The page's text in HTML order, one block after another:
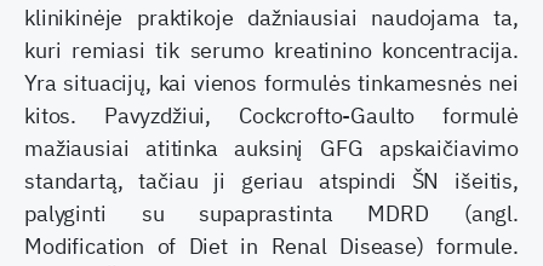
klinikinėje praktikoje dažniausiai naudojama ta,
kuri remiasi tik serumo kreatinino koncentracija.
Yra situacijų, kai vienos formulės tinkamesnės nei
kitos. Pavyzdžiui, Cockcrofto-Gaulto formulė
mažiausiai atitinka auksinį GFG apskaičiavimo
standartą, tačiau ji geriau atspindi ŠN išeitis,
palyginti su supaprastinta MDRD (angl.
Modification of Diet in Renal Disease) formule.